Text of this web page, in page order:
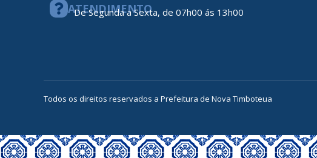
ATENDIMENTO
De Segunda a Sexta, de 07h00 ás 13h00
Todos os direitos reservados a Prefeitura de Nova Timboteua